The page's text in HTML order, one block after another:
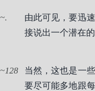
.
由此可见，要迅
接说出一个潜在的
128
当然，这也是一
要尽可能多地跟